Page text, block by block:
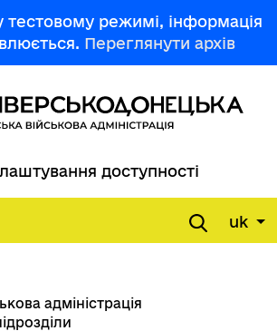
тестовому режимі, інформація
Переглянути архів
доступності
uk
адміністрація